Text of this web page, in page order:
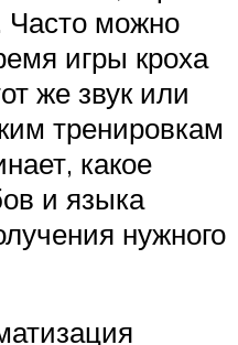
Часто можно
игры кроха
же звук или
тренировкам
какое
и языка
нужного